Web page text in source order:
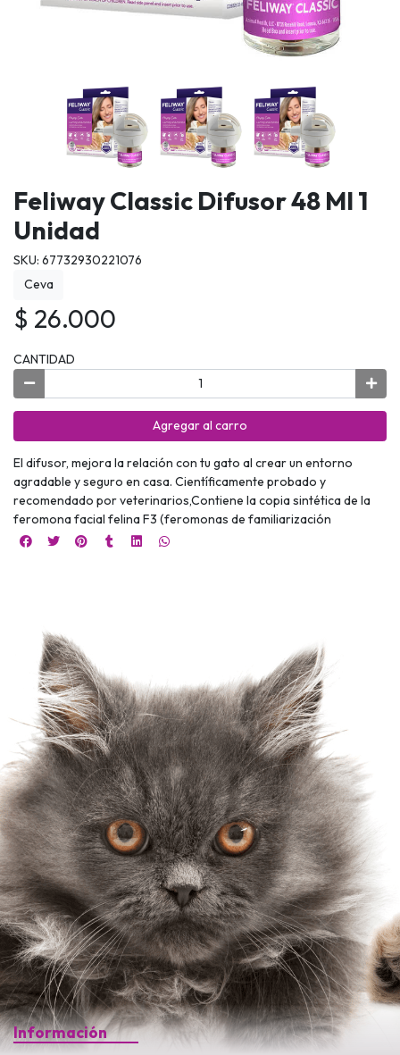
Feliway Classic Difusor 48 Ml 1
Unidad
SKU: 67732930221076
Ceva
$ 26.000
CANTIDAD
Agregar al carro
El difusor, mejora la relación con tu gato al crear un entorno
agradable y seguro en casa. Científicamente probado y
recomendado por veterinarios,Contiene la copia sintética de la
feromona facial felina F3 (feromonas de familiarización
Información